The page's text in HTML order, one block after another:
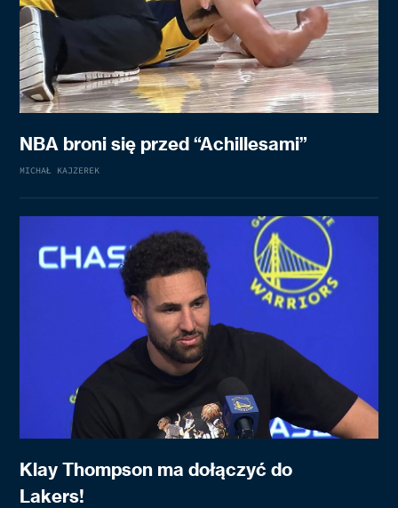
NBA broni się przed “Achillesami”
MICHAŁ KAJZEREK
Klay Thompson ma dołączyć do
Lakers!